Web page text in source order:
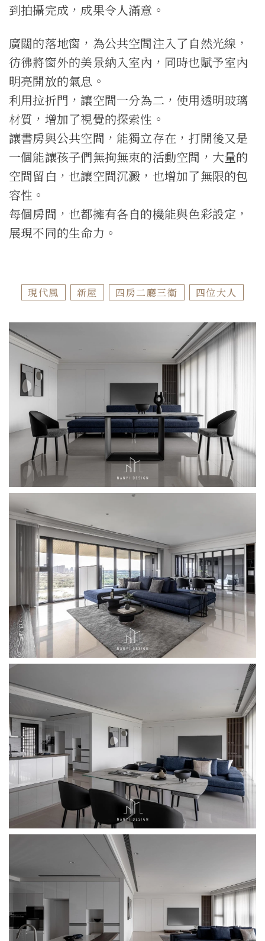
到拍攝完成，成果令人滿意。
廣闊的落地窗，為公共空間注入了自然光線，
彷彿將窗外的美景納入室內，同時也賦予室內
明亮開放的氣息。
利用拉折門，讓空間一分為二，使用透明玻璃
材質，增加了視覺的探索性。
讓書房與公共空間，能獨立存在，打開後又是
一個能讓孩子們無拘無束的活動空間，大量的
空間留白，也讓空間沉澱，也增加了無限的包
容性。
每個房間，也都擁有各自的機能與色彩設定，
展現不同的生命力。
現代風 新屋 四房二廳三衛 四位大人